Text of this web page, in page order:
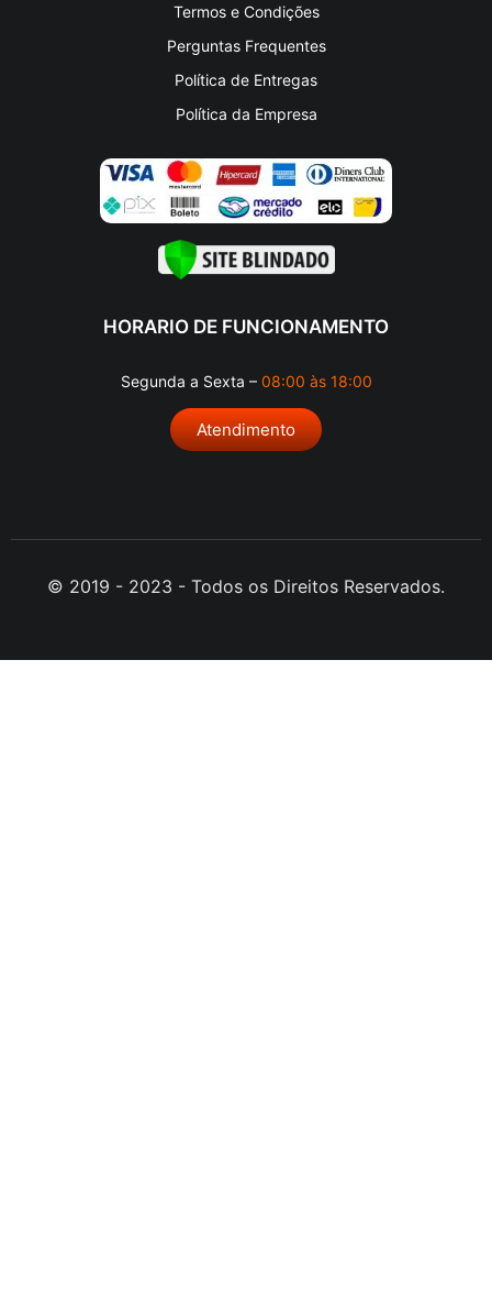
Termos e Condições
Perguntas Frequentes
Política de Entregas
Política da Empresa
HORARIO DE FUNCIONAMENTO
Segunda a Sexta – 08:00 às 18:00
Atendimento
© 2019 - 2023 - Todos os Direitos Reservados.